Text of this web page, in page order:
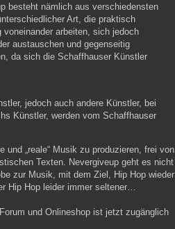
besteht nämlich aus verschiedensten
Art, die praktisch
voneinander arbeiten, sich jedoch
austauschen und gegenseitig
da sich die Schaffhauser Künstler
jedoch auch andere Künstler, bei
Künstler, werden vom Schaffhauser
„reale“ Musik zu produzieren, frei von
Texten. Nevergiveup geht es nicht
zur Musik, mit dem Ziel, Hip Hop wieder
Hip Hop leider immer seltener…
und Onlineshop ist jetzt zugänglich